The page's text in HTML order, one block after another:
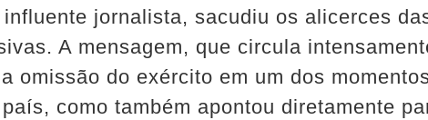
jornalista, sacudiu os alicerces
A mensagem, que circula
omissão do exército em um dos
como também apontou diretamente